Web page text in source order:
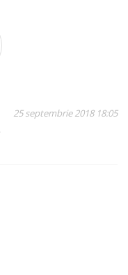
25 septembrie 2018 18:05